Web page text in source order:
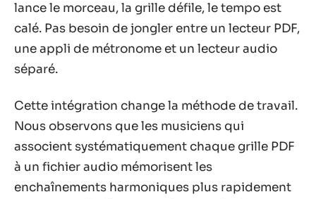
lance le morceau, la grille défile, le tempo est
calé. Pas besoin de jongler entre un lecteur PDF,
une appli de métronome et un lecteur audio
séparé.
Cette intégration change la méthode de travail.
Nous observons que les musiciens qui
associent systématiquement chaque grille PDF
à un fichier audio mémorisent les
enchaînements harmoniques plus rapidement